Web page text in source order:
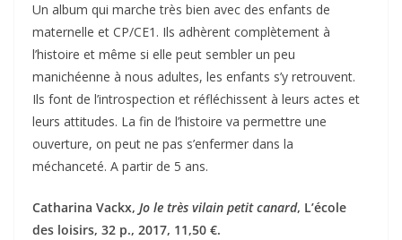
Un album qui marche très bien avec des enfants de
maternelle et CP/CE1. Ils adhèrent complètement à
l’histoire et même si elle peut sembler un peu
manichéenne à nous adultes, les enfants s’y retrouvent.
Ils font de l’introspection et réfléchissent à leurs actes et
leurs attitudes. La fin de l’histoire va permettre une
ouverture, on peut ne pas s’enfermer dans la
méchanceté. A partir de 5 ans.
Catharina Vackx, Jo le très vilain petit canard, L’école
des loisirs, 32 p., 2017, 11,50 €.